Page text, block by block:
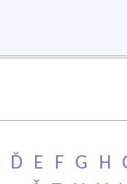
Ď E F G H